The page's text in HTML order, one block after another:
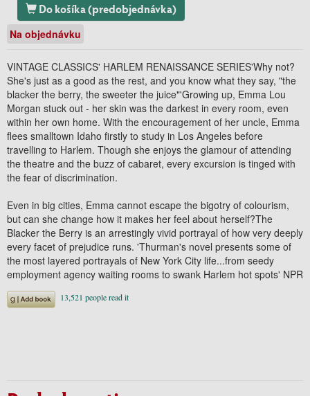
Do košíka (predobjednávka)
Na objednávku
VINTAGE CLASSICS' HARLEM RENAISSANCE SERIES'Why not?
She's just as a good as the rest, and you know what they say, "the
blacker the berry, the sweeter the juice"'Growing up, Emma Lou
Morgan stuck out - her skin was the darkest in every room, even
within her own home. With the encouragement of her uncle, Emma
flees smalltown Idaho firstly to study in Los Angeles before
travelling to Harlem. Though she enjoys the glamour of attending
the theatre and the buzz of cabaret, every excursion is tinged with
the fear of discrimination.
Even in big cities, Emma cannot escape the bigotry of colourism,
but can she change how it makes her feel about herself?The
Blacker the Berry is an arrestingly vivid portrayal of how very deeply
every facet of prejudice runs. 'Thurman's novel presents some of
the most layered portrayals of New York City life...from seedy
employment agency waiting rooms to swank Harlem hot spots' NPR